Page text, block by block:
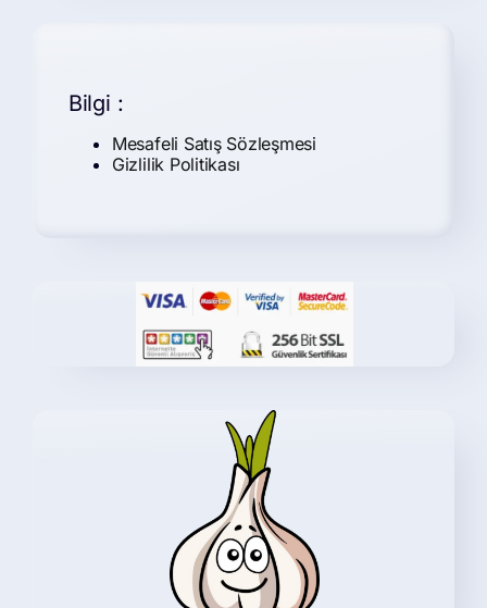
Bilgi :
Mesafeli Satış Sözleşmesi
Gizlilik Politikası